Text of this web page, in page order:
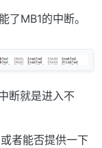
MB1的中断。
断就是进入不
者能否提供一下